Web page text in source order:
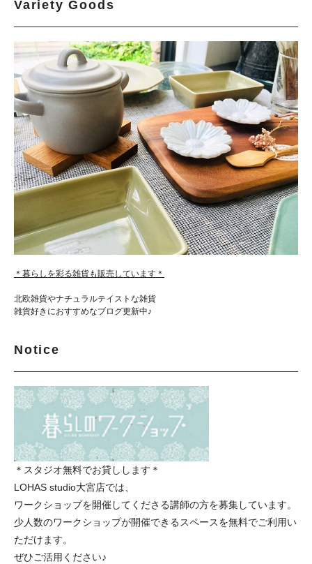
Variety Goods
＊暮らしを彩る雑貨も販売しています＊
北欧雑貨やナチュラルテイストな雑貨
雑貨好きにおすすめなブログ更新中♪
Notice
＊スタジオ無料でお貸しします＊
LOHAS studio大宮店では、
ワークショップを開催してくださる講師の方を募集しています。
少人数のワークショップが開催できるスペースを無料でご利用い
ただけます。
ぜひご活用ください♪